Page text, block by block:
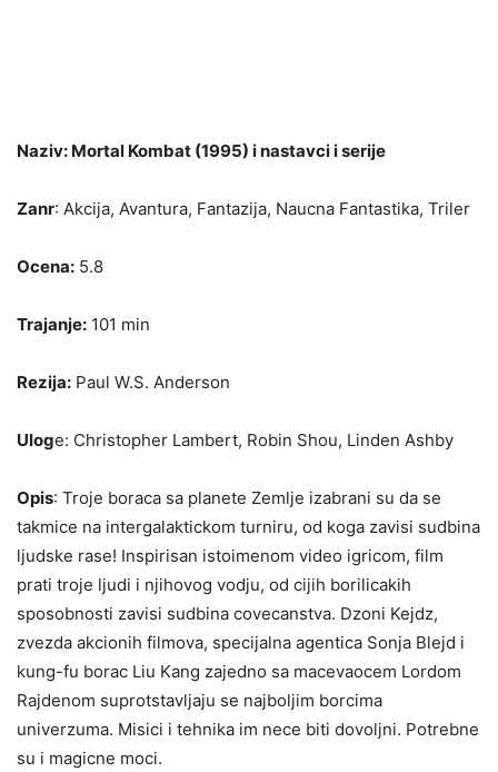
Naziv: Mortal Kombat (1995) i nastavci i serije
Zanr: Akcija, Avantura, Fantazija, Naucna Fantastika, Triler
Ocena: 5.8
Trajanje: 101 min
Rezija: Paul W.S. Anderson
Uloge: Christopher Lambert, Robin Shou, Linden Ashby
Opis: Troje boraca sa planete Zemlje izabrani su da se
takmice na intergalaktickom turniru, od koga zavisi sudbina
ljudske rase! Inspirisan istoimenom video igricom, film
prati troje ljudi i njihovog vodju, od cijih borilicakih
sposobnosti zavisi sudbina covecanstva. Dzoni Kejdz,
zvezda akcionih filmova, specijalna agentica Sonja Blejd i
kung-fu borac Liu Kang zajedno sa macevaocem Lordom
Rajdenom suprotstavljaju se najboljim borcima
univerzuma. Misici i tehnika im nece biti dovoljni. Potrebne
su i magicne moci.